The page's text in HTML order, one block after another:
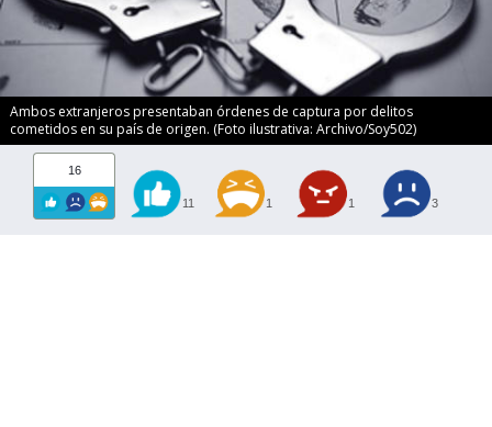
Ambos extranjeros presentaban órdenes de captura por delitos
cometidos en su país de origen. (Foto ilustrativa: Archivo/Soy502)
16
11 1 1 3